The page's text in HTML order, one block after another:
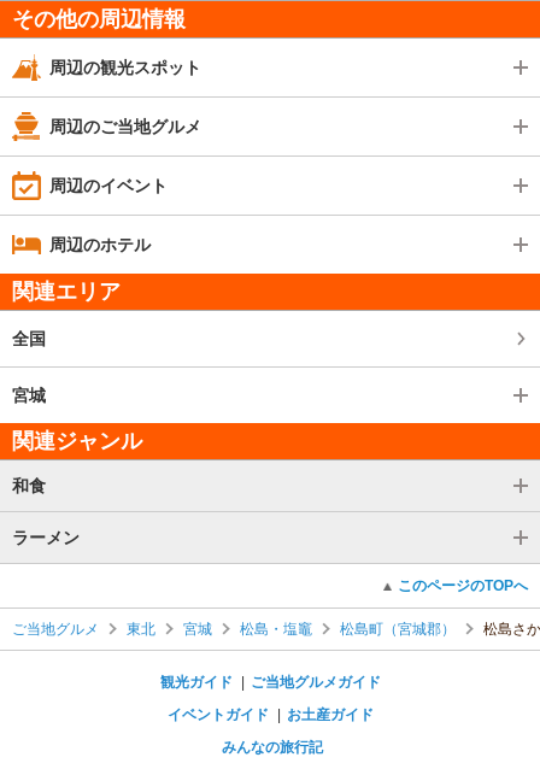
その他の周辺情報
周辺の観光スポット
周辺のご当地グルメ
周辺のイベント
周辺のホテル
関連エリア
全国
宮城
関連ジャンル
和食
ラーメン
このページのTOPへ
ご当地グルメ 東北 宮城 松島・塩竈 松島町（宮城郡） 松島さ
観光ガイド
ご当地グルメガイド
イベントガイド
お土産ガイド
みんなの旅行記